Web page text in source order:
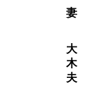
妻
大
木
夫